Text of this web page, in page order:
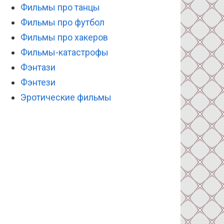
Фильмы про танцы
Фильмы про футбол
Фильмы про хакеров
Фильмы-катастрофы
Фэнтази
Фэнтези
Эротические фильмы